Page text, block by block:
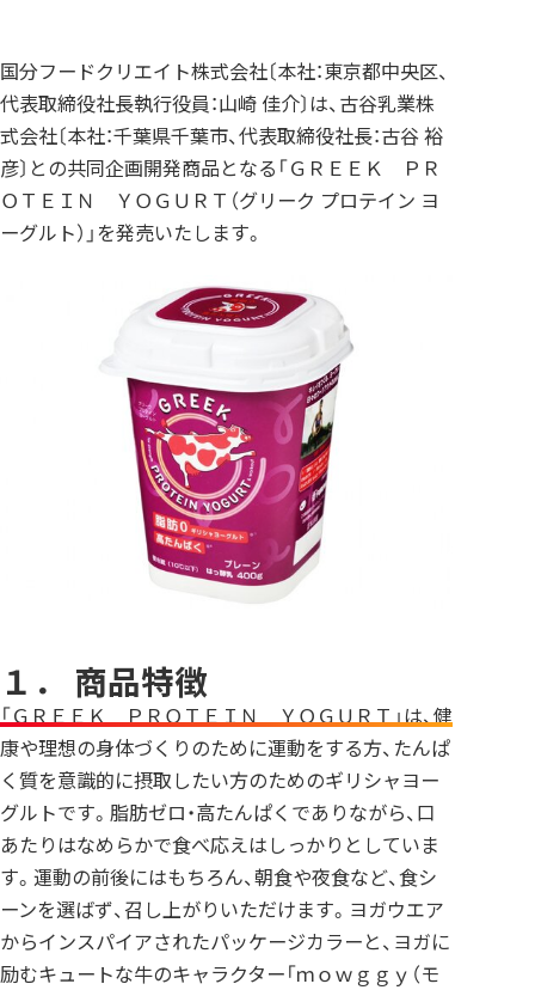
国分フードクリエイト株式会社〔本社：東京都中央区、
代表取締役社長執行役員：山崎 佳介〕は、古谷乳業株
式会社〔本社：千葉県千葉市、代表取締役社長：古谷 裕
彦〕との共同企画開発商品となる「ＧＲＥＥＫ ＰＲ
ＯＴＥＩＮ ＹＯＧＵＲＴ（グリーク プロテイン ヨ
ーグルト）」を発売いたします。
１． 商品特徴
「ＧＲＥＥＫ ＰＲＯＴＥＩＮ ＹＯＧＵＲＴ」は、健
康や理想の身体づくりのために運動をする方、たんぱ
く質を意識的に摂取したい方のためのギリシャヨー
グルトです。脂肪ゼロ・高たんぱくでありながら、口
あたりはなめらかで食べ応えはしっかりとしていま
す。運動の前後にはもちろん、朝食や夜食など、食シ
ーンを選ばず、召し上がりいただけます。ヨガウエア
からインスパイアされたパッケージカラーと、ヨガに
励むキュートな牛のキャラクター「ｍｏｗｇｇｙ（モ